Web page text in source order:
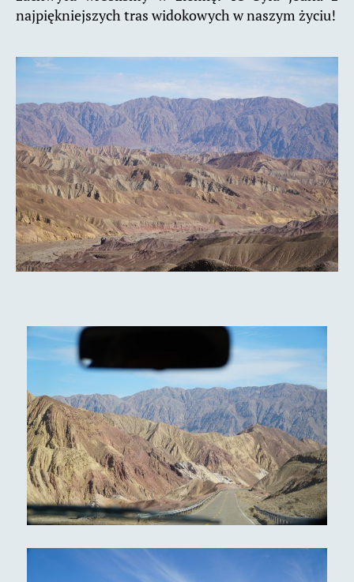
najpiękniejszych tras widokowych w naszym życiu!